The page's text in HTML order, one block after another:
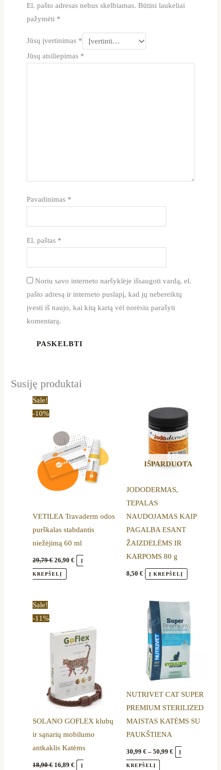
El. pašto adresas nebus skelbiamas. Būtini laukeliai
pažymėti *
Jūsų įvertinimas *
Jūsų atsiliepimas *
Pavadinimas *
El. paštas *
Noriu savo interneto naršyklėje išsaugoti vardą, el.
pašto adresą ir interneto puslapį, kad jų nebereiktų
įvesti iš naujo, kai kitą kartą vėl norėsiu parašyti
komentarą.
Susiję produktai
Sale!
-10%
VETILEA Travaderm odos
purškalas stabdantis
niežėjimą 60 ml
29,79€ 26,90€ Į
KREPŠELĮ
IŠPARDUOTA
JODODERMAS,
TEPALAS
NAUDOJAMAS KAIP
PAGALBA ESANT
ŽAIZDELĖMS IR
KARPOMS 80 g
8,50 € Į KREPŠELĮ
Sale!
-11%
SOLANO GOFLEX klubų
ir sąnarių mobilumo
antkaklis Katėms
18,90€ 16,89€
16,89 €.
Į
NUTRIVET CAT SUPER
PREMIUM STERILIZED
MAISTAS KATĖMS SU
PAUKŠTIENA
30,99 € – 50,99 €
Price
30,99 €
through
50,99 €
Į
KREPŠELĮ
This
product
has
multiple
variants.
The
may
be
chosen
on
the